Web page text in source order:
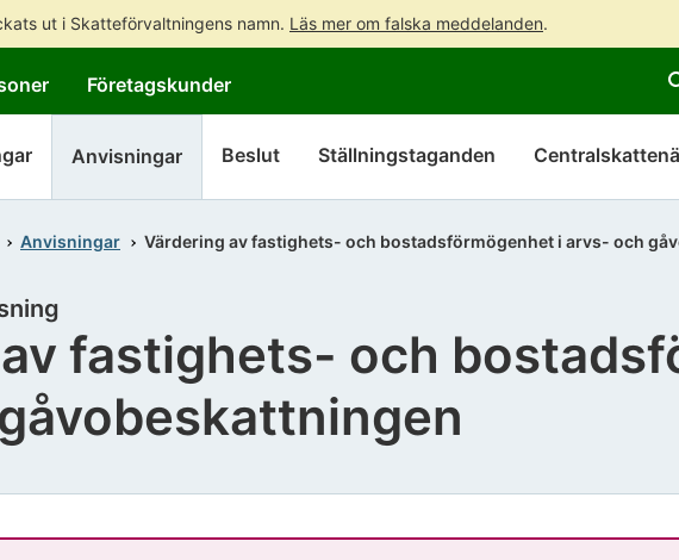
ut i Skatteförvaltningens namn. Läs mer om falska meddelanden.
till
innehållet
hela
webbplatsens
Företagskunder
Anvisningar Beslut Ställningstaganden
Anvisningar Värdering av fastighets- och bostadsförmögenhet i arvs- och
fastighets- och